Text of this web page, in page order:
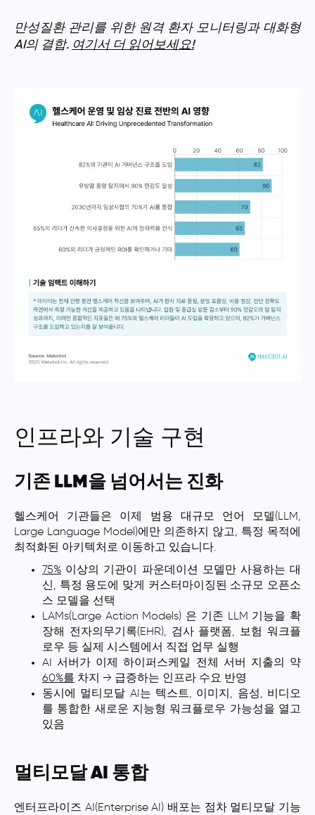
만성질환 관리를 위한 원격 환자 모니터링과 대화형
AI의 결합. 여기서 더 읽어보세요!
인프라와 기술 구현
기존 LLM을 넘어서는 진화
헬스케어 기관들은 이제 범용 대규모 언어 모델(LLM,
Large Language Model)에만 의존하지 않고, 특정 목적에
최적화된 아키텍처로 이동하고 있습니다.
75% 이상의 기관이 파운데이션 모델만 사용하는 대
신, 특정 용도에 맞게 커스터마이징된 소규모 오픈소
스 모델을 선택
LAMs(Large Action Models) 은 기존 LLM 기능을 확
장해 전자의무기록(EHR), 검사 플랫폼, 보험 워크플
로우 등 실제 시스템에서 직접 업무 실행
AI 서버가 이제 하이퍼스케일 전체 서버 지출의 약
60%를 차지 → 급증하는 인프라 수요 반영
동시에 멀티모달 AI는 텍스트, 이미지, 음성, 비디오
를 통합한 새로운 지능형 워크플로우 가능성을 열고
있음
멀티모달 AI 통합
엔터프라이즈 AI(Enterprise AI) 배포는 점차 멀티모달 기능